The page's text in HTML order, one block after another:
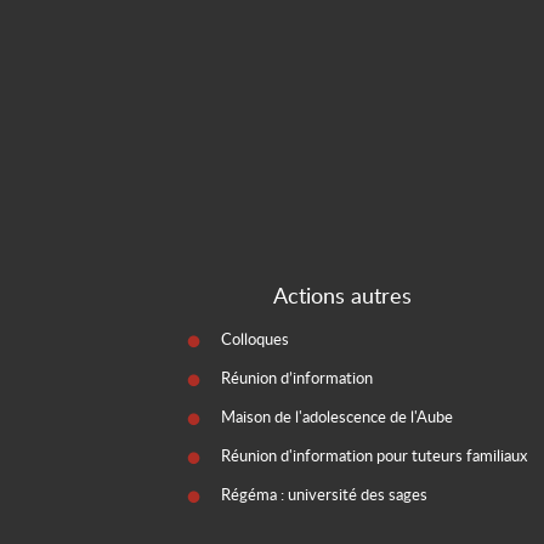
Actions autres
Colloques
Réunion d’information
Maison de l'adolescence de l'Aube
Réunion d'information pour tuteurs familiaux
Régéma : université des sages